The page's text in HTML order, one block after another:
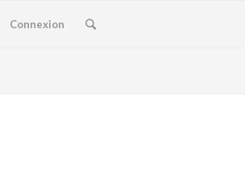
Connexion